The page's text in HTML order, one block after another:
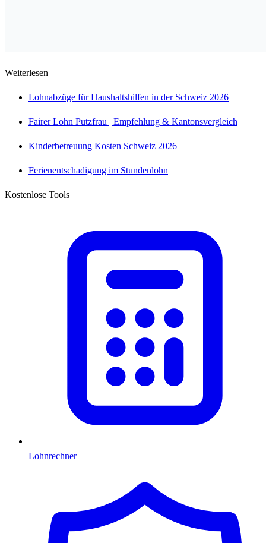
Weiterlesen
Lohnabzüge für Haushaltshilfen in der Schweiz 2026
Fairer Lohn Putzfrau | Empfehlung & Kantonsvergleich
Kinderbetreuung Kosten Schweiz 2026
Ferienentschadigung im Stundenlohn
Kostenlose Tools
Lohnrechner